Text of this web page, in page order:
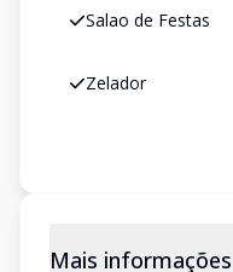
Salao de Festas
Zelador
Mais informações